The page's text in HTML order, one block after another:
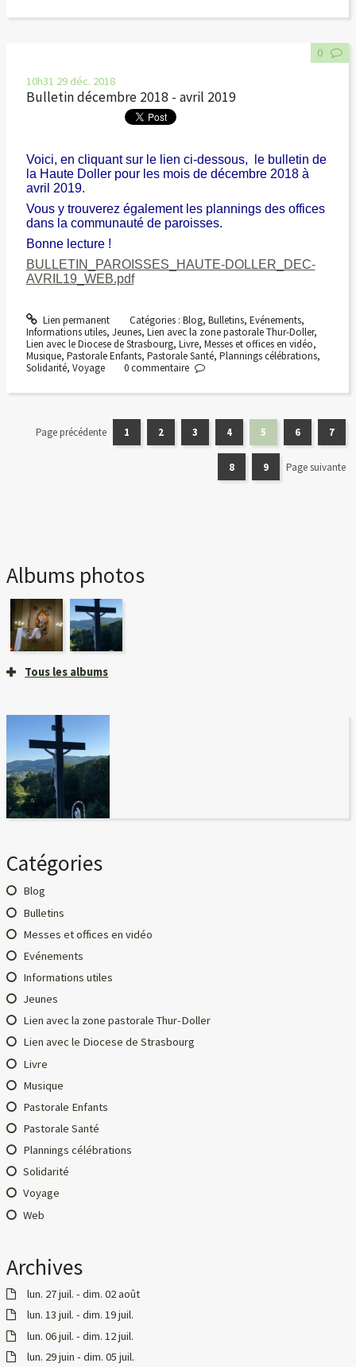
10h31 29 déc. 2018
Bulletin décembre 2018 - avril 2019
Voici, en cliquant sur le lien ci-dessous, le bulletin de
la Haute Doller pour les mois de décembre 2018 à
avril 2019.
Vous y trouverez également les plannings des offices
dans la communauté de paroisses.
Bonne lecture !
BULLETIN_PAROISSES_HAUTE-DOLLER_DEC-
AVRIL19_WEB.pdf
Lien permanent Catégories : Blog, Bulletins, Evénements,
Informations utiles, Jeunes, Lien avec la zone pastorale Thur-Doller,
Lien avec le Diocese de Strasbourg, Livre, Messes et offices en vidéo,
Musique, Pastorale Enfants, Pastorale Santé, Plannings célébrations,
Solidarité, Voyage
0
0commentaire
Page précédente 1 2 3 4 5 6 7
8 9 Page suivante
Albums photos
Tous les albums
Catégories
Blog
Bulletins
Messes et offices en vidéo
Evénements
Informations utiles
Jeunes
Lien avec la zone pastorale Thur-Doller
Lien avec le Diocese de Strasbourg
Livre
Musique
Pastorale Enfants
Pastorale Santé
Plannings célébrations
Solidarité
Voyage
Web
Archives
lun. 27 juil. - dim. 02 août
lun. 13 juil. - dim. 19 juil.
lun. 06 juil. - dim. 12 juil.
lun. 29 juin - dim. 05 juil.